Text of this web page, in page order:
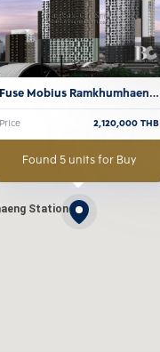
Station
Fuse Mobius Ramkhumhaeng
Station
Price 2,120,000THB
Found 5 units for Buy